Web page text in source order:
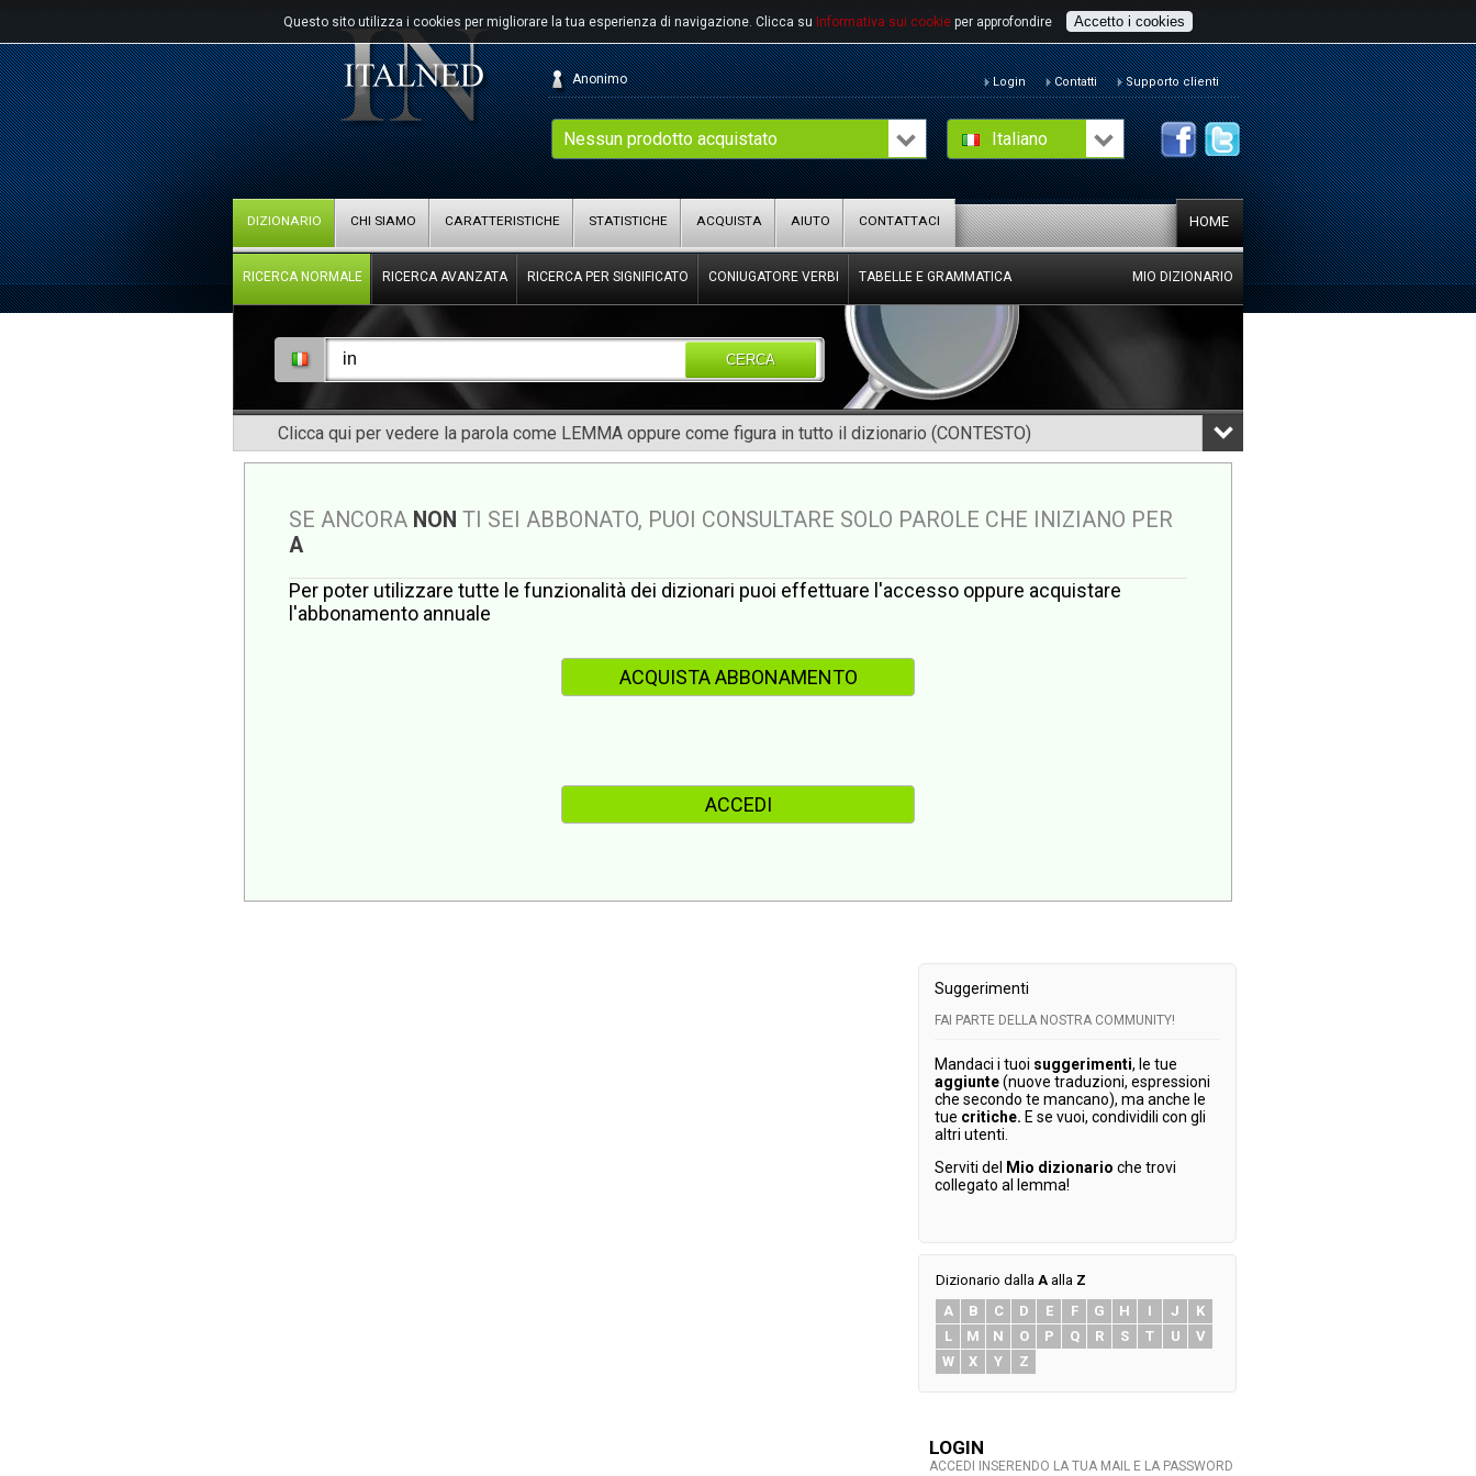
Questo sito utilizza i cookies per migliorare la tua esperienza di navigazione. Clicca su Informativa sui cookie per approfondire Accetto i cookies
Italiano
Nessun prodotto acquistato
Anonimo Login Contatti Supporto clienti
HOME
DIZIONARIO CHI SIAMO CARATTERISTICHE STATISTICHE ACQUISTA AIUTO CONTATTACI
RICERCA NORMALE RICERCA AVANZATA RICERCA PER SIGNIFICATO CONIUGATORE VERBI TABELLE E GRAMMATICA MIO DIZIONARIO
CERCA
Clicca qui per vedere la parola come LEMMA oppure come figura in tutto il dizionario (CONTESTO)
SE ANCORA NON TI SEI ABBONATO, PUOI CONSULTARE SOLO PAROLE CHE INIZIANO PER
A
Per poter utilizzare tutte le funzionalità dei dizionari puoi effettuare l'accesso oppure acquistare
l'abbonamento annuale
ACQUISTA ABBONAMENTO
ACCEDI
Suggerimenti
FAI PARTE DELLA NOSTRA COMMUNITY!
Mandaci i tuoi suggerimenti, le tue
aggiunte(nuove traduzioni, espressioni
che secondo te mancano), ma anche le
tue critiche. E se vuoi, condividili con gli
altri utenti.
Serviti del
Mio dizionario che trovi
collegato al lemma!
Dizionario dalla A alla Z
A
B C D E F G H I J
K
L
M N O P Q R S T U
V
W
X Y Z
LOGIN
ACCEDI INSERENDO LA TUA MAIL E LA PASSWORD